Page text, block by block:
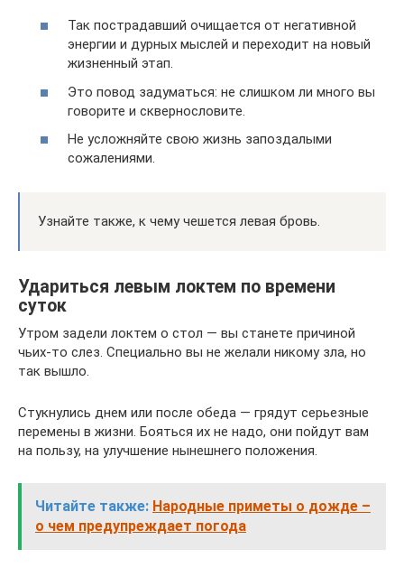
Так пострадавший очищается от негативной
энергии и дурных мыслей и переходит на новый
жизненный этап.
Это повод задуматься: не слишком ли много вы
говорите и сквернословите.
Не усложняйте свою жизнь запоздалыми
сожалениями.
Узнайте также, к чему чешется левая бровь.
Удариться левым локтем по времени
суток
Утром задели локтем о стол — вы станете причиной
чьих-то слез. Специально вы не желали никому зла, но
так вышло.
Стукнулись днем или после обеда — грядут серьезные
перемены в жизни. Бояться их не надо, они пойдут вам
на пользу, на улучшение нынешнего положения.
Читайте также: Народные приметы о дожде –
о чем предупреждает погода